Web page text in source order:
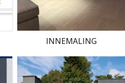
INNEMALING